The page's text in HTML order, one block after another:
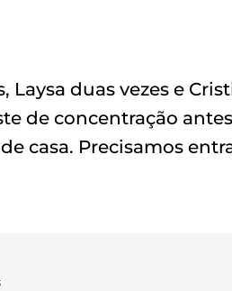
Laysa duas vezes e
de concentração
casa. Precisamos